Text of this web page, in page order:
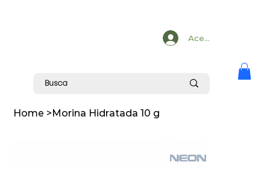
Acesse
Home >Morina Hidratada 10 g